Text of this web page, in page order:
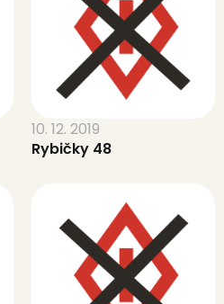
10. 12. 2019
Rybičky 48